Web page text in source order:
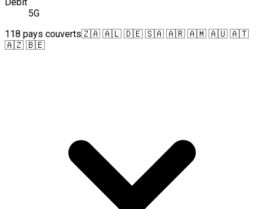
5G
118 pays couverts🇿🇦 🇦🇱 🇩🇪 🇸🇦 🇦🇷 🇦🇲 🇦🇺 🇦🇹
🇦🇿 🇧🇪